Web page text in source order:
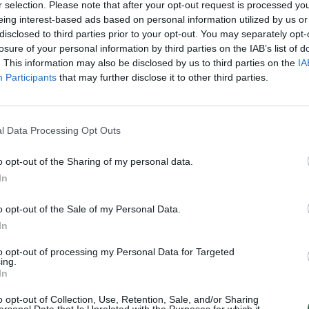
selection. Please note that after your opt-out request is processed
interest-based ads based on personal information utilized by us
to third parties prior to your opt-out. You may separately
of your personal information by third parties on the IAB’s list of
This information may also be disclosed by us to third parties on the
Participants that may further disclose it to other third parties.
Data Processing Opt Outs
opt-out of the Sharing of my personal data.
opt-out of the Sale of my Personal Data.
opt-out of processing my Personal Data for Targeted
opt-out of Collection, Use, Retention, Sale, and/or Sharing
šešėliu auklė brangimas
Visi įrašai
ir
Tailandą sukrėtė protu nesuvokiamas
mokytojus ir 3 moksleivius
beveik nenumatoma